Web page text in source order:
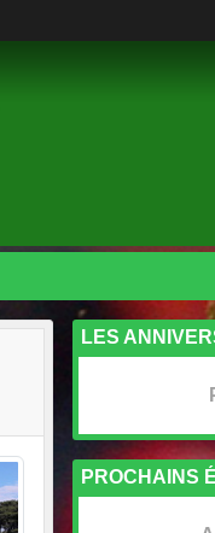
LES
PROCHAINS